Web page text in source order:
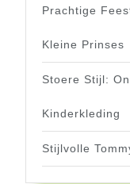
Prachtige
Kleine Prinses
Stoere Stijl:
Kinderkleding
Stijlvolle